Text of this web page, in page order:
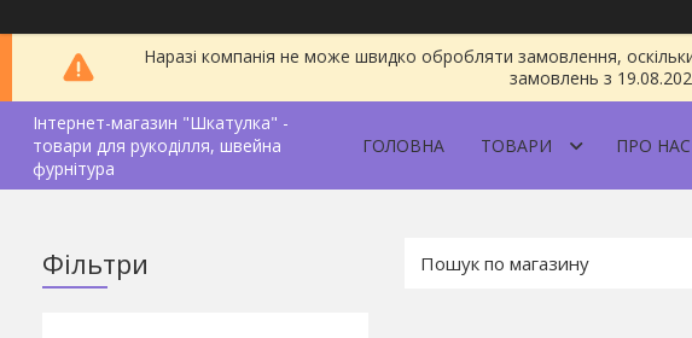
Наразі компанія не може швидко обробляти замовлення,
замовлень з
Інтернет-магазин "Шкатулка" -
товари для рукоділля, швейна
фурнітура
ГОЛОВНА ТОВАРИ ПРО НАС
Фільтри